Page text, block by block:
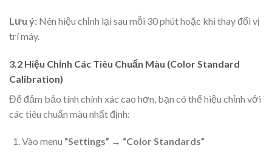
Lưu ý: Nên hiệu chỉnh lại sau mỗi 30 phút hoặc khi thay đổi vị
trí máy.
3.2 Hiệu Chỉnh Các Tiêu Chuẩn Màu (Color Standard
Calibration)
Để đảm bảo tính chính xác cao hơn, bạn có thể hiệu chỉnh với
các tiêu chuẩn màu nhất định:
Vào menu “Settings” → “Color Standards”